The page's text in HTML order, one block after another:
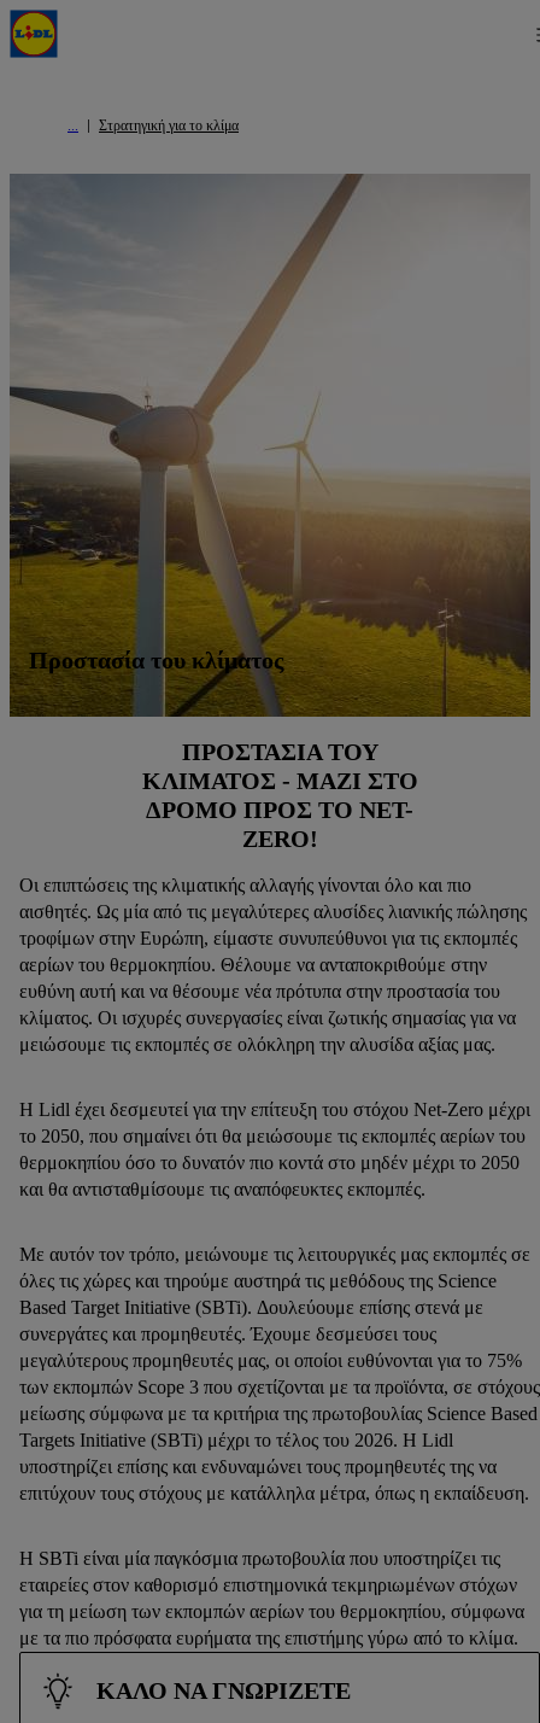
Στρατηγική για το κλίμα
Προστασία του κλίματος
ΠΡΟΣΤΑΣΙΑ ΤΟΥ
ΚΛΙΜΑΤΟΣ - ΜΑΖΙ ΣΤΟ
ΔΡΟΜΟ ΠΡΟΣ ΤΟ NET-
ZERO!
Οι επιπτώσεις της κλιματικής αλλαγής γίνονται όλο και πιο
αισθητές. Ως μία από τις μεγαλύτερες αλυσίδες λιανικής πώλησης
τροφίμων στην Ευρώπη, είμαστε συνυπεύθυνοι για τις εκπομπές
αερίων του θερμοκηπίου. Θέλουμε να ανταποκριθούμε στην
ευθύνη αυτή και να θέσουμε νέα πρότυπα στην προστασία του
κλίματος. Οι ισχυρές συνεργασίες είναι ζωτικής σημασίας για να
μειώσουμε τις εκπομπές σε ολόκληρη την αλυσίδα αξίας μας.
Η Lidl έχει δεσμευτεί για την επίτευξη του στόχου Net-Zero μέχρι
το 2050, που σημαίνει ότι θα μειώσουμε τις εκπομπές αερίων του
θερμοκηπίου όσο το δυνατόν πιο κοντά στο μηδέν μέχρι το 2050
και θα αντισταθμίσουμε τις αναπόφευκτες εκπομπές.
Με αυτόν τον τρόπο, μειώνουμε τις λειτουργικές μας εκπομπές σε
όλες τις χώρες και τηρούμε αυστηρά τις μεθόδους της Science
Based Target Initiative (SBTi). Δουλεύουμε επίσης στενά με
συνεργάτες και προμηθευτές. Έχουμε δεσμεύσει τους
μεγαλύτερους προμηθευτές μας, οι οποίοι ευθύνονται για το 75%
των εκπομπών Scope 3 που σχετίζονται με τα προϊόντα, σε στόχους
μείωσης σύμφωνα με τα κριτήρια της πρωτοβουλίας Science Based
Targets Initiative (SBTi) μέχρι το τέλος του 2026. Η Lidl
υποστηρίζει επίσης και ενδυναμώνει τους προμηθευτές της να
επιτύχουν τους στόχους με κατάλληλα μέτρα, όπως η εκπαίδευση.
Η SBTi είναι μία παγκόσμια πρωτοβουλία που υποστηρίζει τις
εταιρείες στον καθορισμό επιστημονικά τεκμηριωμένων στόχων
για τη μείωση των εκπομπών αερίων του θερμοκηπίου, σύμφωνα
με τα πιο πρόσφατα ευρήματα της επιστήμης γύρω από το κλίμα.
ΚΑΛΟ ΝΑ ΓΝΩΡΙΖΕΤΕ